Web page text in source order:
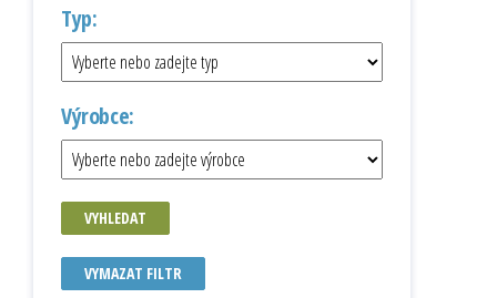
Typ:
Výrobce:
VYHLEDAT
VYMAZAT FILTR